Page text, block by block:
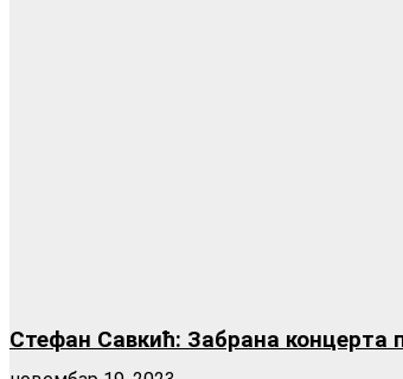
Стефан Савкић: Забрана концерта